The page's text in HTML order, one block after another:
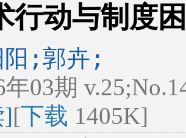
行动与制度
阳;郭卉;
年03期
[下载 1405K]